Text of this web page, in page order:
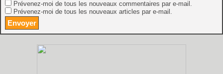
Prévenez-moi de tous les nouveaux commentaires par e-mail.
Prévenez-moi de tous les nouveaux articles par e-mail.